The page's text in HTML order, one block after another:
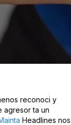
reconoci y
agresor ta un
Headlines nos